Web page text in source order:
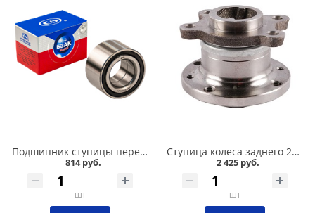
Подшипник ступицы передний 2108-015, БЗАК в Омске
814 руб.
шт
Ступица колеса заднего 2108 в сборе в Омске
2 425 руб.
шт